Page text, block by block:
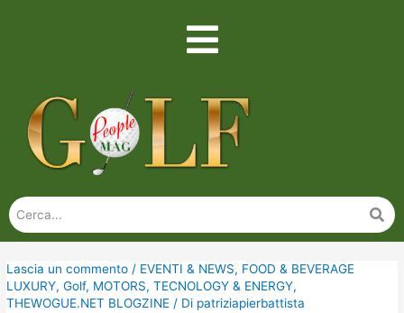
Lascia un commento / EVENTI & NEWS, FOOD & BEVERAGE
LUXURY,Golf, MOTORS,TECNOLOGY & ENERGY,
THEWOGUE.NET BLOGZINE / Di patriziapierbattista